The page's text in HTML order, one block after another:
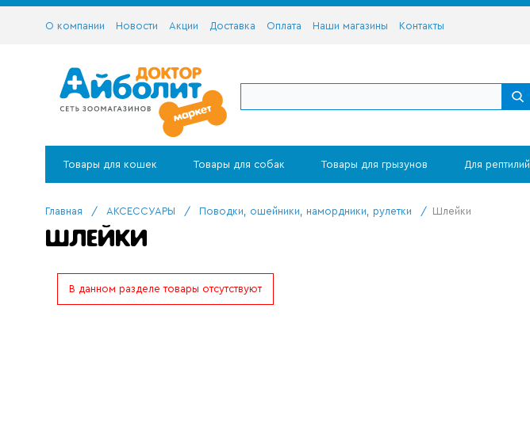
О компании Новости Акции Доставка Оплата Наши магазины Контакты
Товары для кошек Товары для собак Товары для грызунов Для рептилий
Главная / АКСЕССУАРЫ / Поводки, ошейники, намордники, рулетки / Шлейки
ШЛЕЙКИ
В данном разделе товары отсутствуют